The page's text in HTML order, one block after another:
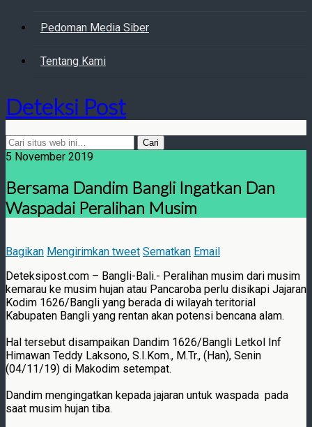
Pedoman Media Siber
Tentang Kami
Deteksi Post
5 November 2019
Bersama Dandim Bangli Ingatkan Dan
Waspadai Peralihan Musim
Bagikan Mengirimkan tweet Sematkan Email
Deteksipost.com – Bangli-Bali.- Peralihan musim dari musim
kemarau ke musim hujan atau Pancaroba perlu disikapi Jajaran
Kodim 1626/Bangli yang berada di wilayah teritorial
Kabupaten Bangli yang rentan akan potensi bencana alam.
Hal tersebut disampaikan Dandim 1626/Bangli Letkol Inf
Himawan Teddy Laksono, S.I.Kom., M.Tr., (Han), Senin
(04/11/19) di Makodim setempat.
Dandim mengingatkan kepada jajaran untuk waspada pada
saat musim hujan tiba.